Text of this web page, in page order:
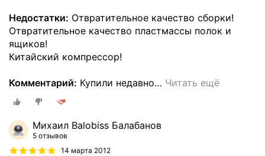
Недостатки: Отвратительное качество сборки!
Отвратительное качество пластмассы полок и
ящиков!
Китайский компрессор!
Комментарий: Купили недавно… Читать ещё
Михаил Balobiss Балабанов
5 отзывов
14 марта 2012